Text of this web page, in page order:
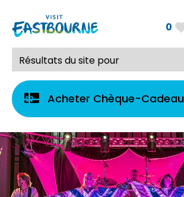
0
Acheter Chèque-Cadeau